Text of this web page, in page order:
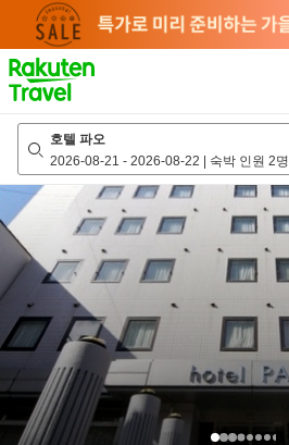
page
호텔 파오
2026-08-21 - 2026-08-22 | 숙박 인원 2명